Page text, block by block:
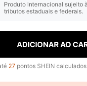
Produto Internacional sujeito
tributos estaduais e federais.
ADICIONAR AO
27 pontos SHEIN